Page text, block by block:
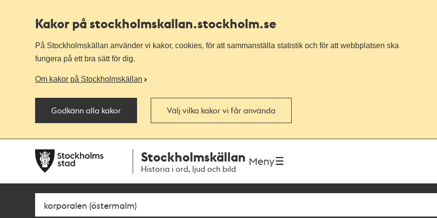
Kakor på stockholmskallan.stockholm.se
På Stockholmskällan använder vi kakor, cookies, för att sammanställa statistik och för att webbplatsen ska
fungera på ett bra sätt för dig.
Om kakor på Stockholmskällan
Godkänn alla kakor Välj vilka kakor vi får använda
navigationen
huvudinnehållet
Stockholmskällan
Historia i ord, ljud och bild
Meny
Sök